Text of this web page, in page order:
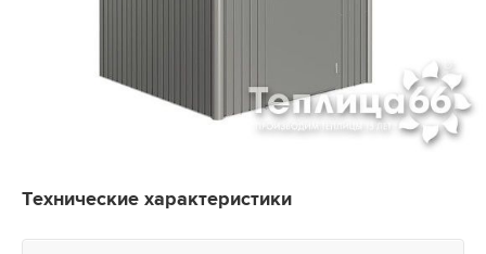
Технические характеристики